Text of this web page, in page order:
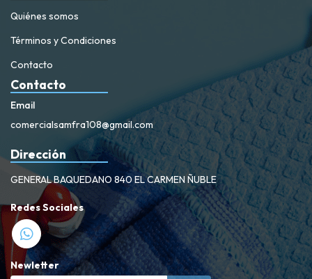
Quiénes somos
Términos y Condiciones
Contacto
Contacto
Email
comercialsamfra108@gmail.com
Dirección
GENERAL BAQUEDANO 840 EL CARMEN ÑUBLE
Redes Sociales
Newletter